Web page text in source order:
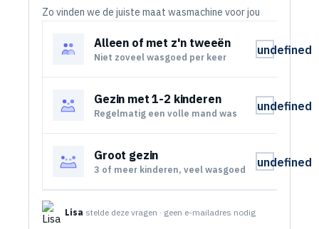
Zo vinden we de juiste maat wasmachine voor jou
undefined
Alleen of met z'n tweeën
Niet zoveel wasgoed per keer
undefined
Gezin met 1-2 kinderen
Regelmatig een volle mand was
undefined
Groot gezin
3 of meer kinderen, veel wasgoed
Lisa stelde deze vragen · geen e-mailadres nodig